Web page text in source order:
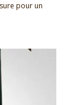
pour un